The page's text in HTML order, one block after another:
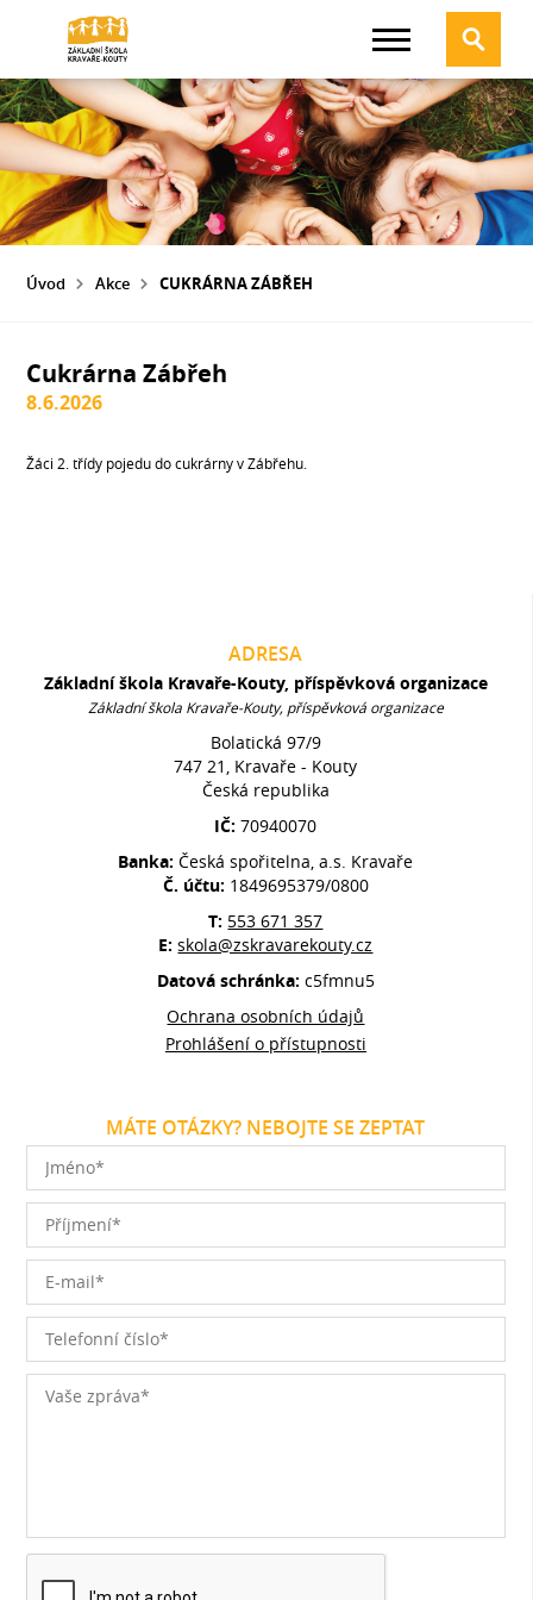
Úvod Akce CUKRÁRNA ZÁBŘEH
Cukrárna Zábřeh
8.6.2026
Žáci 2. třídy pojedu do cukrárny v Zábřehu.
ADRESA
Základní škola Kravaře-Kouty, příspěvková organizace
Základní škola Kravaře-Kouty, příspěvková organizace
Bolatická 97/9
747 21, Kravaře - Kouty
Česká republika
IČ:70940070
Banka:Česká spořitelna, a.s. Kravaře
Č. účtu: 1849695379/0800
T: 553 671 357
E:skola@zskravarekouty.cz
Datová schránka: c5fmnu5
Ochrana osobních údajů
Prohlášení o přístupnosti
MÁTE OTÁZKY? NEBOJTE SE ZEPTAT